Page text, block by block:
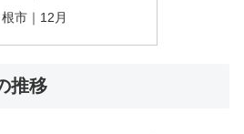
市｜12月
推移